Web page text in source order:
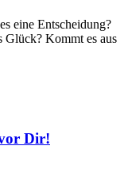
eine Entscheidung?
Glück? Kommt es aus
Dir!